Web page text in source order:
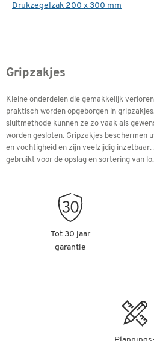
Drukzegelzak 200 x 300 mm
Gripzakjes
Kleine onderdelen die gemakkelijk
praktisch worden opgeborgen in
sluitmethode kunnen ze zo vaak als
worden gesloten. Gripzakjes beschermen
en vochtigheid en zijn veelzijdig inzetbaar.
gebruikt voor de opslag en sortering van lo
Tot 30 jaar
garantie